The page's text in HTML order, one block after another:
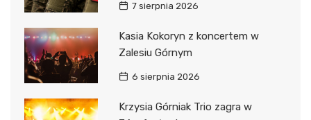
7 sierpnia 2026
Kasia Kokoryn z koncertem w
Zalesiu Górnym
6 sierpnia 2026
Krzysia Górniak Trio zagra w